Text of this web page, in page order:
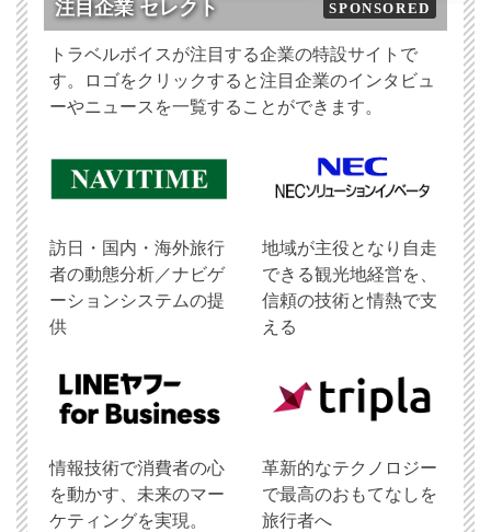
注目企業 セレクト SPONSORED
トラベルボイスが注目する企業の特設サイトで
す。ロゴをクリックすると注目企業のインタビュ
ーやニュースを一覧することができます。
訪日・国内・海外旅行
者の動態分析／ナビゲ
ーションシステムの提
供
地域が主役となり自走
できる観光地経営を、
信頼の技術と情熱で支
える
情報技術で消費者の心
を動かす、未来のマー
ケティングを実現。
革新的なテクノロジー
で最高のおもてなしを
旅行者へ